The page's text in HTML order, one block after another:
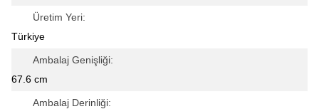
Üretim Yeri:
Türkiye
Ambalaj Genişliği:
67.6 cm
Ambalaj Derinliği: